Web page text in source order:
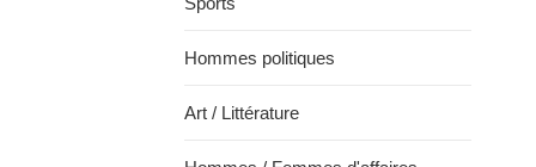
Hommes politiques
Art / Littérature